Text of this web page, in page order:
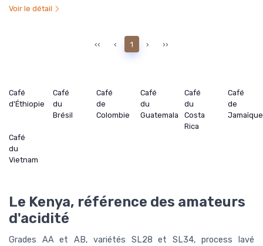
Voir le détail
‹‹ ‹ 1 › ››
Café
d'Éthiopie
Café
du
Brésil
Café
de
Colombie
Café
du
Guatemala
Café
du
Costa
Rica
Café
de
Jamaïque
Café
du
Vietnam
Le Kenya, référence des amateurs
d'acidité
Grades AA et AB, variétés SL28 et SL34, process lavé